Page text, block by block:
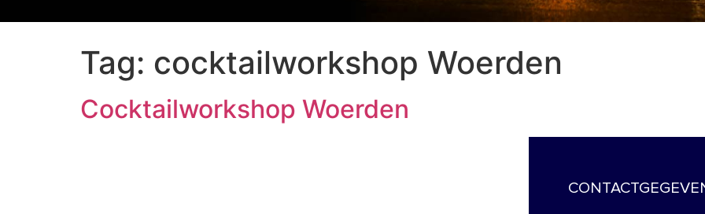
Tag: cocktailworkshop Woerden
Cocktailworkshop Woerden